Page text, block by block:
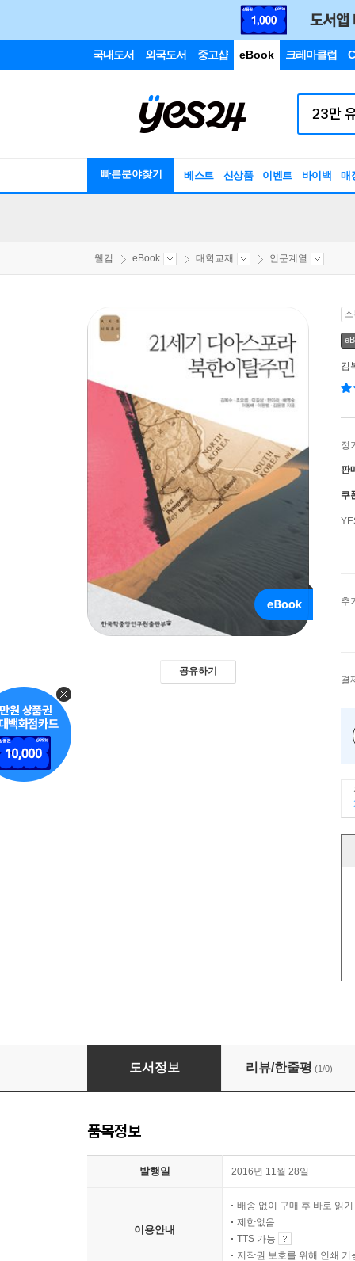
국내도서 외국도서 중고샵 eBook 크레마클럽
빠른분야찾기 베스트 신상품 이벤트 바이백 매
웰컴 eBook 대학교재 인문계열
공유하기
김
정
판
쿠
추
결
21세기 디아스포라 북한이탈주민
도서정보 리뷰/한줄평 (1/0)
품목정보
발행일 2016년 11월 28일
이용안내
배송 없이 구매 후 바로 읽기
제한없음
TTS 가능
저작권 보호를 위해 인쇄 기